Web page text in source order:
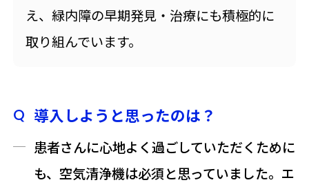
え、緑内障の早期発見・治療にも積極的に
取り組んでいます。
導入しようと思ったのは？
患者さんに心地よく過ごしていただくために
も、空気清浄機は必須と思っていました。エ